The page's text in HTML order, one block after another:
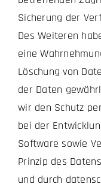
Sicherung der
Des Weiteren
eine
Löschung von
der Daten
wir den Schutz
bei der
Software sowie
Prinzip des
und durch